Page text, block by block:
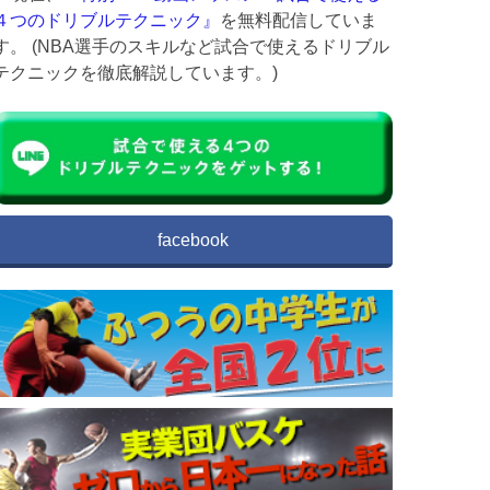
つのドリブルテクニック』
を無料配信していま
。 (NBA選手のスキルなど試合で使えるドリブル
クニックを徹底解説しています。)
facebook